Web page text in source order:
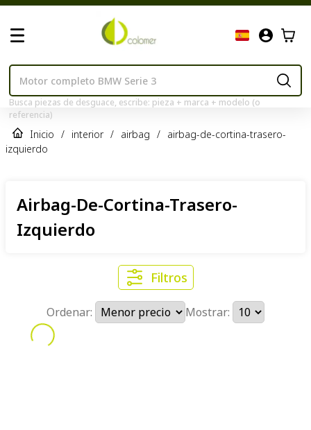
Busca piezas de desguace, escribe: pieza + marca + modelo (o
referencia)
Inicio / interior / airbag / airbag-de-cortina-trasero-
izquierdo
Airbag-De-Cortina-Trasero-
Izquierdo
Filtros
Ordenar: Mostrar: